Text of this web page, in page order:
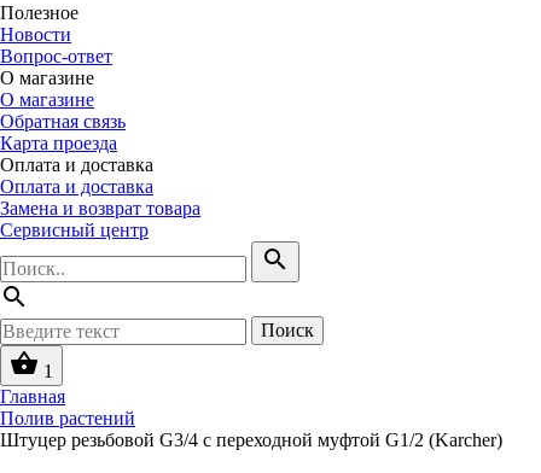
Полезное
Новости
Вопрос-ответ
О магазине
О магазине
Обратная связь
Карта проезда
Оплата и доставка
Оплата и доставка
Замена и возврат товара
Сервисный центр
search
search
Поиск
shopping_basket 1
Главная
Полив растений
Штуцер резьбовой G3/4 с переходной муфтой G1/2 (Karcher)